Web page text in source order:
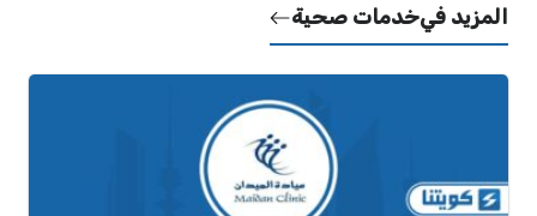
المزيد فيخدمات صحية